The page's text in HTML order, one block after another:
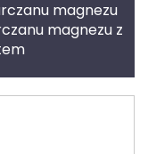
magnezu
magnezu z